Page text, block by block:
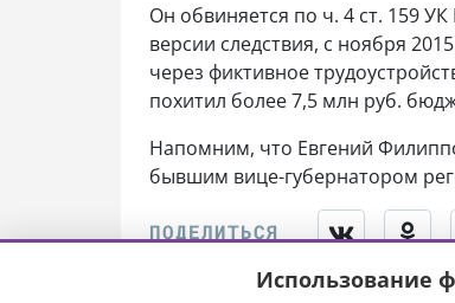
Он обвиняется по ч. 4 ст. 159
версии следствия, с ноября
через фиктивное
похитил более 7,5 млн руб.
Напомним, что Евгений
бывшим вице-губернатором
Использование